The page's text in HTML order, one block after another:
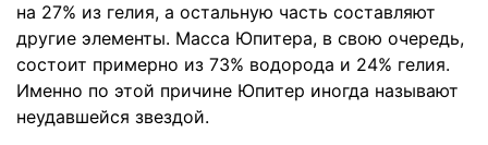
на 27% из гелия, а остальную часть составляют
другие элементы. Масса Юпитера, в свою очередь,
состоит примерно из 73% водорода и 24% гелия.
Именно по этой причине Юпитер иногда называют
неудавшейся звездой.